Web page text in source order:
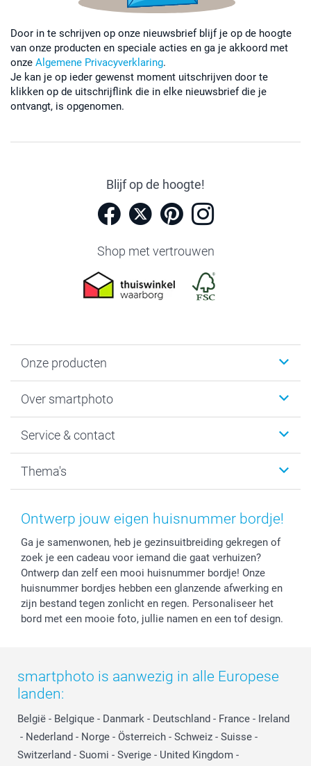
Door in te schrijven op onze nieuwsbrief blijf je op de hoogte
van onze producten en speciale acties en ga je akkoord met
onze Algemene Privacyverklaring.
Je kan je op ieder gewenst moment uitschrijven door te
klikken op de uitschrijflink die in elke nieuwsbrief die je
ontvangt, is opgenomen.
Blijf op de hoogte!
Shop met vertrouwen
Onze producten
Fotoboeken
Fotocadeaus
Kaarten
Over smartphoto
Vacatures
Bestelproces
Herroepingsrecht
Cookiebeleid
Reviews
Prijslijst
Investor Relations
Service & contact
Tevredenheidsgarantie
Mijn orderstatus
smartbonus
smartfriends
service@smartphoto.nl
Affiliate partnerprogramma
Partnerships
Influencer partnerprogramma
Thema's
Baby
Moederdag
Vaderdag
Huwelijk
Ontwerp jouw eigen huisnummer bordje!
Ga je samenwonen, heb je gezinsuitbreiding gekregen of
zoek je een cadeau voor iemand die gaat verhuizen?
Ontwerp dan zelf een mooi huisnummer bordje! Onze
huisnummer bordjes hebben een glanzende afwerking en
zijn bestand tegen zonlicht en regen. Personaliseer het
bord met een mooie foto, jullie namen en een tof design.
smartphoto is aanwezig in alle Europese
landen:
België - Belgique - Danmark - Deutschland - France - Ireland
- Nederland - Norge - Österreich - Schweiz - Suisse -
Switzerland - Suomi - Sverige - United Kingdom -